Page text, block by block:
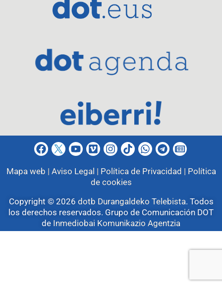
Mapa web | Aviso Legal | Política de Privacidad | Política
de cookies
Copyright © 2026 dotb Durangaldeko Telebista. Todos
los derechos reservados. Grupo de Comunicación DOT
de Inmediobai Komunikazio Agentzia